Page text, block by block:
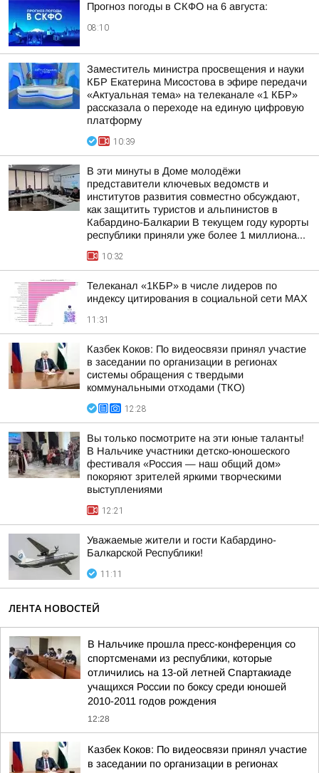
Прогноз погоды в СКФО на 6 августа:
08:10
Заместитель министра просвещения и науки
КБР Екатерина Мисостова в эфире передачи
«Актуальная тема» на телеканале «1 КБР»
рассказала о переходе на единую цифровую
платформу
10:39
В эти минуты в Доме молодёжи
представители ключевых ведомств и
институтов развития совместно обсуждают,
как защитить туристов и альпинистов в
Кабардино-Балкарии В текущем году курорты
республики приняли уже более 1 миллиона...
10:32
Телеканал «1КБР» в числе лидеров по
индексу цитирования в социальной сети MAX
11:31
Казбек Коков: По видеосвязи принял участие
в заседании по организации в регионах
системы обращения с твердыми
коммунальными отходами (ТКО)
12:28
Вы только посмотрите на эти юные таланты!
В Нальчике участники детско-юношеского
фестиваля «Россия — наш общий дом»
покоряют зрителей яркими творческими
выступлениями
12:21
Уважаемые жители и гости Кабардино-
Балкарской Республики!
11:11
ЛЕНТА НОВОСТЕЙ
В Нальчике прошла пресс-конференция со
спортсменами из республики, которые
отличились на 13-ой летней Спартакиаде
учащихся России по боксу среди юношей
2010-2011 годов рождения
12:28
Казбек Коков: По видеосвязи принял участие
в заседании по организации в регионах